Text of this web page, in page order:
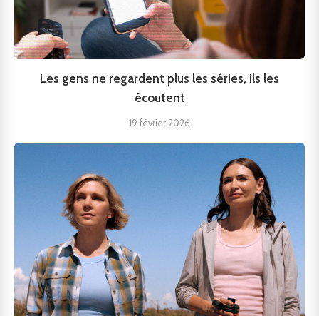
Les gens ne regardent plus les séries, ils les
écoutent
19 février 2026